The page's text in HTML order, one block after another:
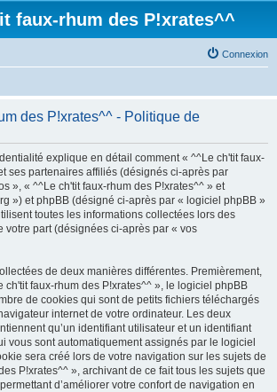
faux-rhum des P!xrates^^
Connexion
des P!xrates^^ - Politique de
explique en détail comment « ^^Le ch'tit faux-
ses partenaires affiliés (désignés ci-après par
», « ^^Le ch'tit faux-rhum des P!xrates^^ » et
») et phpBB (désigné ci-après par « logiciel phpBB »
toutes les informations collectées lors des
votre part (désignées ci-après par « vos
de deux manières différentes. Premièrement,
ch'tit faux-rhum des P!xrates^^ », le logiciel phpBB
de cookies qui sont de petits fichiers téléchargés
internet de votre ordinateur. Les deux
qu’un identifiant utilisateur et un identifiant
vous sont automatiquement assignés par le logiciel
sera créé lors de votre navigation sur les sujets de
P!xrates^^ », archivant de ce fait tous les sujets que
d’améliorer votre confort de navigation en